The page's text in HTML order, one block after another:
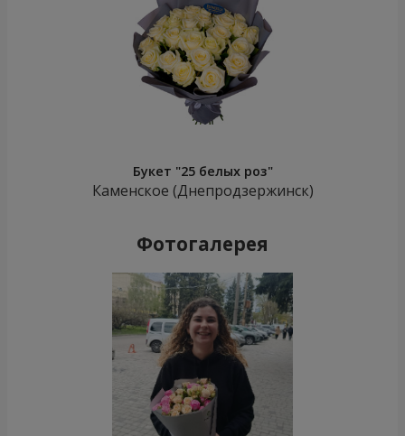
Букет "25 белых роз"
Каменское (Днепродзержинск)
Фотогалерея